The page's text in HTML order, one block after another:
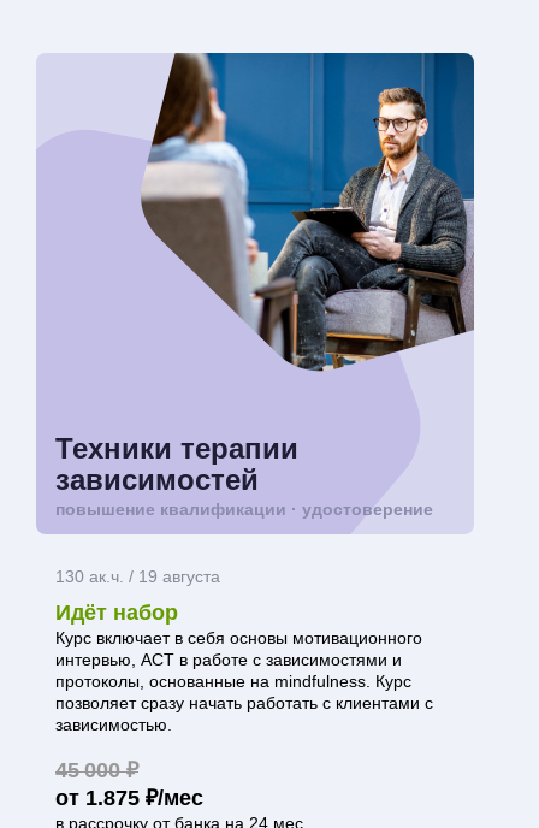
Техники терапии
зависимостей
повышение квалификации · удостоверение
130 ак.ч. / 19 августа
Идёт набор
Курс включает в себя основы мотивационного
интервью, ACT в работе с зависимостями и
протоколы, основанные на mindfulness. Курс
позволяет сразу начать работать с клиентами с
зависимостью.
45 000 ₽
от 1.875 ₽/мес
в рассрочку от банка на 24 мес